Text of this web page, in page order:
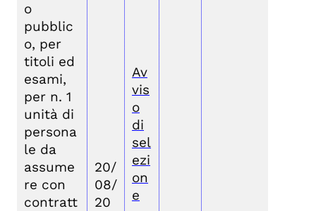
o
pubblic
o, per
titoli ed
esami,
per n. 1
unità di
persona
le da
assume
re con
contratt
20/
08/
20
Av
vis
o
di
sel
ezi
on
e